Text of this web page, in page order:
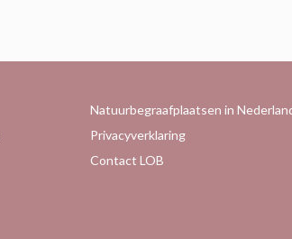
Natuurbegraafplaatsen in
Privacyverklaring
Contact LOB